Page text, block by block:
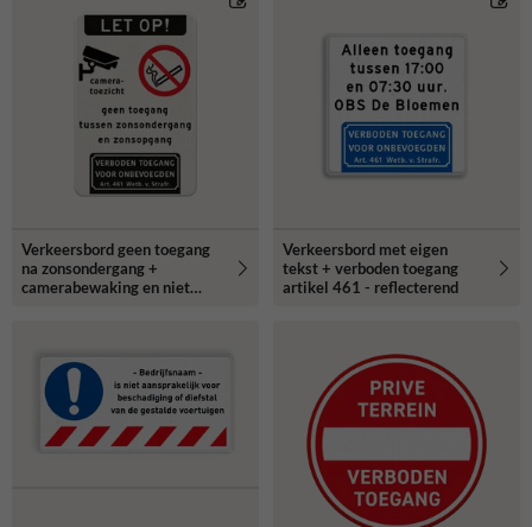
Verkeersbord geen toegang
na zonsondergang +
camerabewaking en niet
Verkeersbord met eigen
tekst + verboden toegang
artikel 461 - reflecterend